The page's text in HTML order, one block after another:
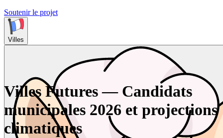
Soutenir le projet
Villes
Villes Futures — Candidats
municipales 2026 et projections
climatiques